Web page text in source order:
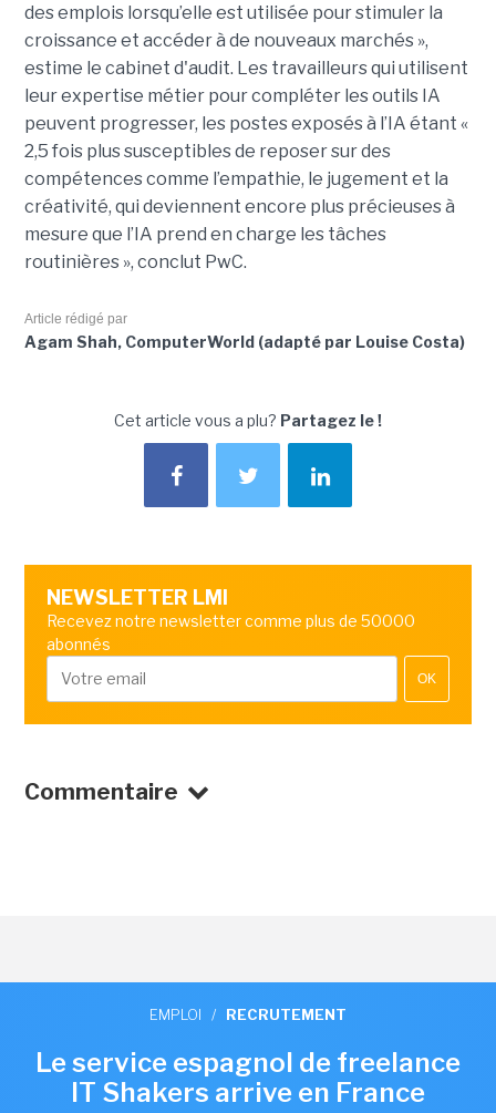
des emplois lorsqu’elle est utilisée pour stimuler la
croissance et accéder à de nouveaux marchés »,
estime le cabinet d'audit. Les travailleurs qui utilisent
leur expertise métier pour compléter les outils IA
peuvent progresser, les postes exposés à l’IA étant «
2,5 fois plus susceptibles de reposer sur des
compétences comme l’empathie, le jugement et la
créativité, qui deviennent encore plus précieuses à
mesure que l’IA prend en charge les tâches
routinières », conclut PwC.
Article rédigé par
Agam Shah, ComputerWorld (adapté par Louise Costa)
Cet article vous a plu? Partagez le !
NEWSLETTER LMI
Recevez notre newsletter comme plus de 50000
abonnés
OK
Commentaire
EMPLOI / RECRUTEMENT
Le service espagnol de freelance
IT Shakers arrive en France